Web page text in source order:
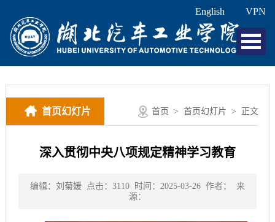
English VPN
首页幻灯片 首页 > 首页幻灯片 > 正文
深入贯彻中央八项规定精神学习教育
编辑：刘菊媛 点击： 3110 时间：2025-03-26 作者：
来
源：